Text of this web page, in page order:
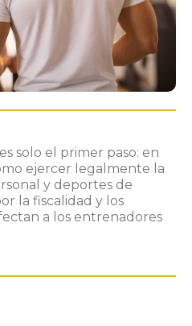
solo el primer paso: en
ejercer legalmente la
y deportes de
la fiscalidad y los
a los entrenadores